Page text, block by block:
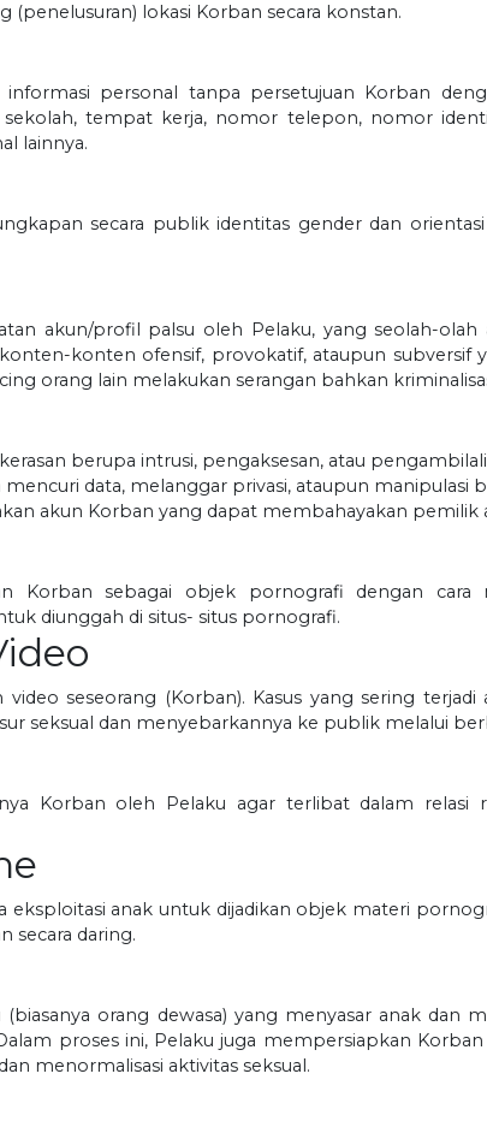
lokasi Korban secara konstan.
personal tanpa persetujuan Korban
tempat kerja, nomor telepon, nomor
lainnya.
secara publik identitas gender dan
akun/profil palsu oleh Pelaku, yang seolah-
konten ofensif, provokatif, ataupun subversif
orang lain melakukan serangan bahkan
berupa intrusi, pengaksesan, atau
data, melanggar privasi, ataupun manipulasi
akun Korban yang dapat membahayakan pemilik
Korban sebagai objek pornografi dengan
diunggah di situs- situs pornografi.
seseorang (Korban). Kasus yang sering
seksual dan menyebarkannya ke publik melalui
Korban oleh Pelaku agar terlibat dalam relasi
eksploitasi anak untuk dijadikan objek materi
secara daring.
orang dewasa) yang menyasar anak dan
proses ini, Pelaku juga mempersiapkan
menormalisasi aktivitas seksual.